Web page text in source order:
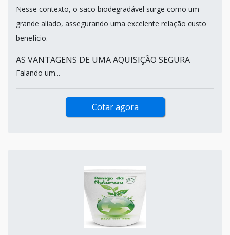
Nesse contexto, o saco biodegradável surge como um
grande aliado, assegurando uma excelente relação custo
benefício.
AS VANTAGENS DE UMA AQUISIÇÃO SEGURA
Falando um...
Cotar agora